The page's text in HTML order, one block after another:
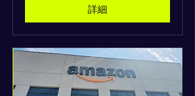
詳細